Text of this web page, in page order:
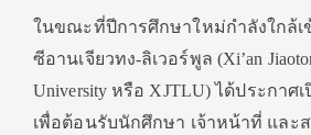
ในขณะที่ปีการศึกษาใหม่กำลังใกล้เ
ซีอานเจียวทง-ลิเวอร์พูล (Xi’an
University หรือ XJTLU) ได้ประกาศ
เพื่อต้อนรับนักศึกษา เจ้าหน้าที่ แล